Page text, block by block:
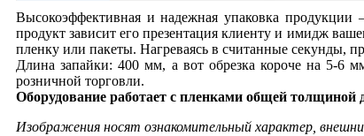
Высокоэффективная и надежная упаковка продукции
продукт зависит его презентация клиенту и имидж
пленку или пакеты. Нагреваясь в считанные секунды,
Длина запайки: 400 мм, а вот обрезка короче на 5-6
розничной торговли.
Оборудование работает с пленками общей толщиной
Изображения носят ознакомительный характер,